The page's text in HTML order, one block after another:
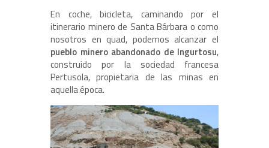
En coche, bicicleta, caminando por el
itinerario minero de Santa Bárbara o como
nosotros en quad, podemos alcanzar el
pueblo minero abandonado de Ingurtosu,
construido por la sociedad francesa
Pertusola, propietaria de las minas en
aquella época.